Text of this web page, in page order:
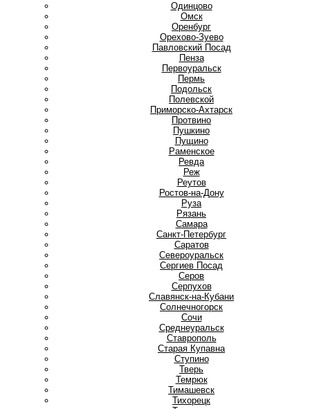
Одинцово
Омск
Оренбург
Орехово-Зуево
Павловский Посад
Пенза
Первоуральск
Пермь
Подольск
Полевской
Приморско-Ахтарск
Протвино
Пушкино
Пущино
Раменское
Ревда
Реж
Реутов
Ростов-на-Дону
Руза
Рязань
Самара
Санкт-Петербург
Саратов
Североуральск
Сергиев Посад
Серов
Серпухов
Славянск-на-Кубани
Солнечногорск
Сочи
Среднеуральск
Ставрополь
Старая Купавна
Ступино
Тверь
Темрюк
Тимашевск
Тихорецк